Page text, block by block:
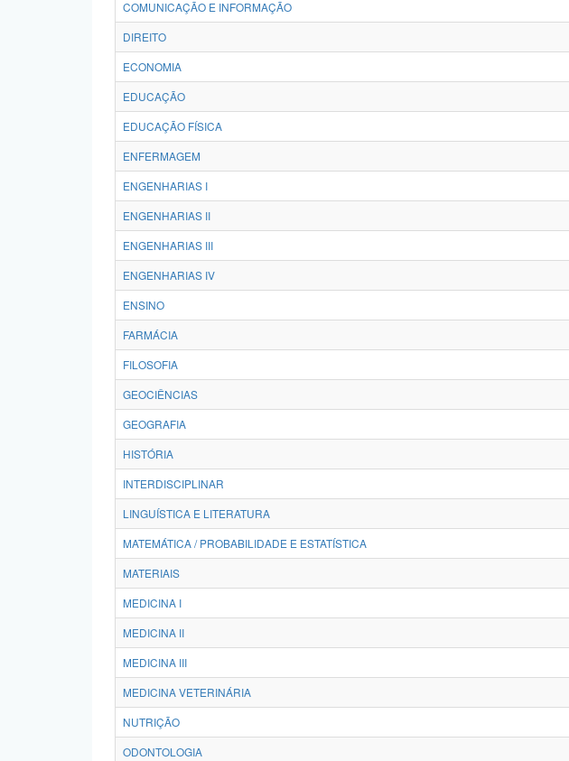
COMUNICAÇÃO E INFORMAÇÃO
DIREITO
ECONOMIA
EDUCAÇÃO
EDUCAÇÃO FÍSICA
ENFERMAGEM
ENGENHARIAS I
ENGENHARIAS II
ENGENHARIAS III
ENGENHARIAS IV
ENSINO
FARMÁCIA
FILOSOFIA
GEOCIÊNCIAS
GEOGRAFIA
HISTÓRIA
INTERDISCIPLINAR
LINGUÍSTICA E LITERATURA
MATEMÁTICA / PROBABILIDADE E ESTATÍSTICA
MATERIAIS
MEDICINA I
MEDICINA II
MEDICINA III
MEDICINA VETERINÁRIA
NUTRIÇÃO
ODONTOLOGIA